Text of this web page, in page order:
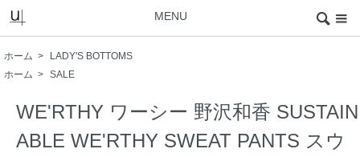
MENU
ホーム >
LADY'S BOTTOMS
ホーム > SALE
WE'RTHY ワーシー 野沢和香 SUSTAIN
ABLE WE'RTHY SWEAT PANTS スウ